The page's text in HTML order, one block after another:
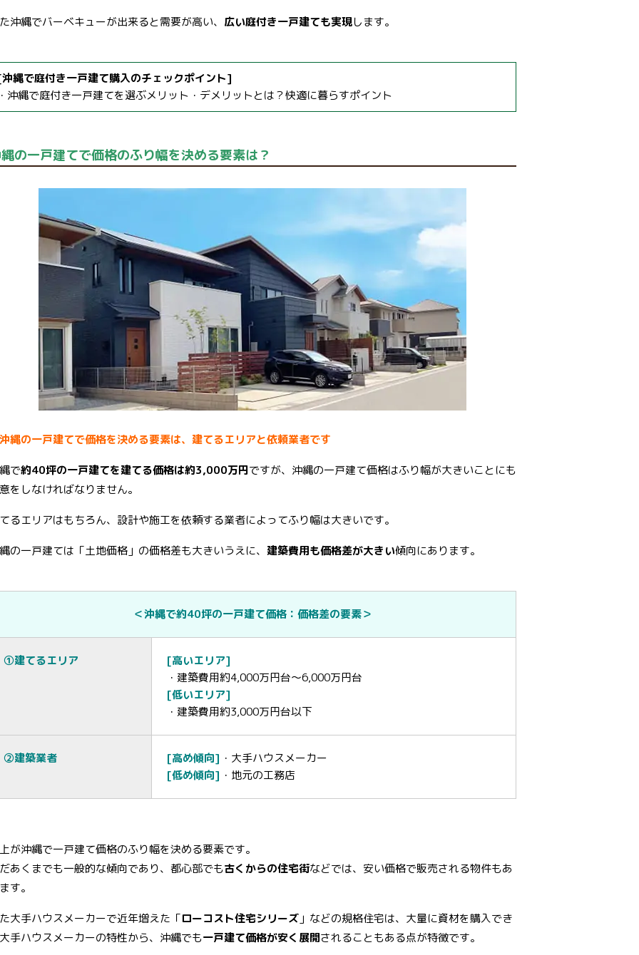
沖縄でバーベキューが出来ると需要が高い、 広い庭付き一戸建ても実現します。
縄で庭付き一戸建て購入のチェックポイント]
沖縄で庭付き一戸建てを選ぶメリット・デメリットとは？快適に暮らすポイント
の一戸建てで価格のふり幅を決める要素は？
縄の一戸建てで価格を決める要素は、建てるエリアと依頼業者です
で約40坪の一戸建てを建てる価格は約3,000万円ですが、沖縄の一戸建て価格はふり幅が大きいことにも
をしなければなりません。
るエリアはもちろん、設計や施工を依頼する業者によってふり幅は大きいです。
の一戸建ては「土地価格」の価格差も大きいうえに、 建築費用も価格差が大きい傾向にあります。
＜沖縄で約40坪の一戸建て価格：価格差の要素＞
①建てるエリア
[高いエリア]
・建築費用約4,000万円台～6,000万円台
[低いエリア]
・建築費用約3,000万円台以下
②建築業者 [高め傾向] ・大手ハウスメーカー
[低め傾向] ・地元の工務店
が沖縄で一戸建て価格のふり幅を決める要素です。
あくまでも一般的な傾向であり、都心部でも古くからの住宅街などでは、安い価格で販売される物件もあ
す。
大手ハウスメーカーで近年増えた「ローコスト住宅シリーズ 」などの規格住宅は、大量に資材を購入でき
手ハウスメーカーの特性から、沖縄でも一戸建て価格が安く展開されることもある点が特徴です。